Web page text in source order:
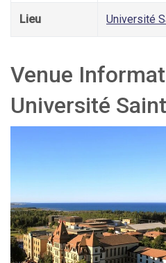
Lieu Université
Venue
Université